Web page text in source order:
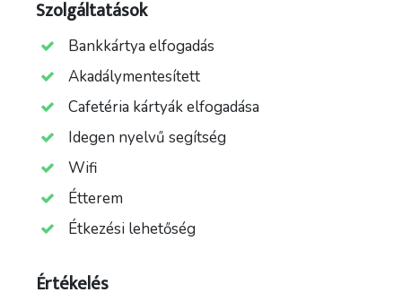
forrás: facebook.com/csokonaietteremdebrecen
Szolgáltatások
Bankkártya elfogadás
Akadálymentesített
Cafetéria kártyák elfogadása
Idegen nyelvű segítség
Wifi
Étterem
Étkezési lehetőség
Értékelés